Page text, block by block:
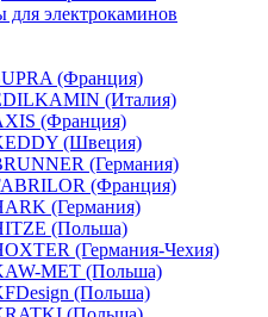
для электрокаминов
(Франция)
(Италия)
(Франция)
(Швеция)
(Германия)
(Франция)
(Германия)
(Польша)
(Германия-Чехия)
MET (Польша)
(Польша)